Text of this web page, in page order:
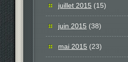
juillet 2015 (15)
juin 2015 (38)
mai 2015 (23)